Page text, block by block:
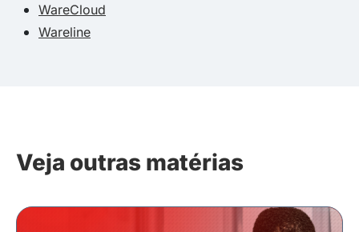
WareCloud
Wareline
Veja outras matérias